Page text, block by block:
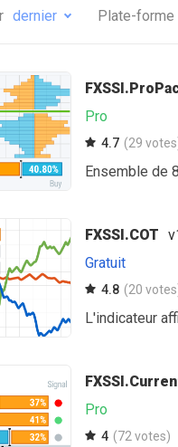
dernier Plate-forme
Pro
4.7 (29
Ensemble de
FXSSI.COT
Gratuit
4.8 (20
L'indicateur
Pro
4 (72 votes)